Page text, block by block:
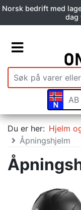
Norsk bedrift med
dag
Du er her: Hjelm
Åpningshjelm